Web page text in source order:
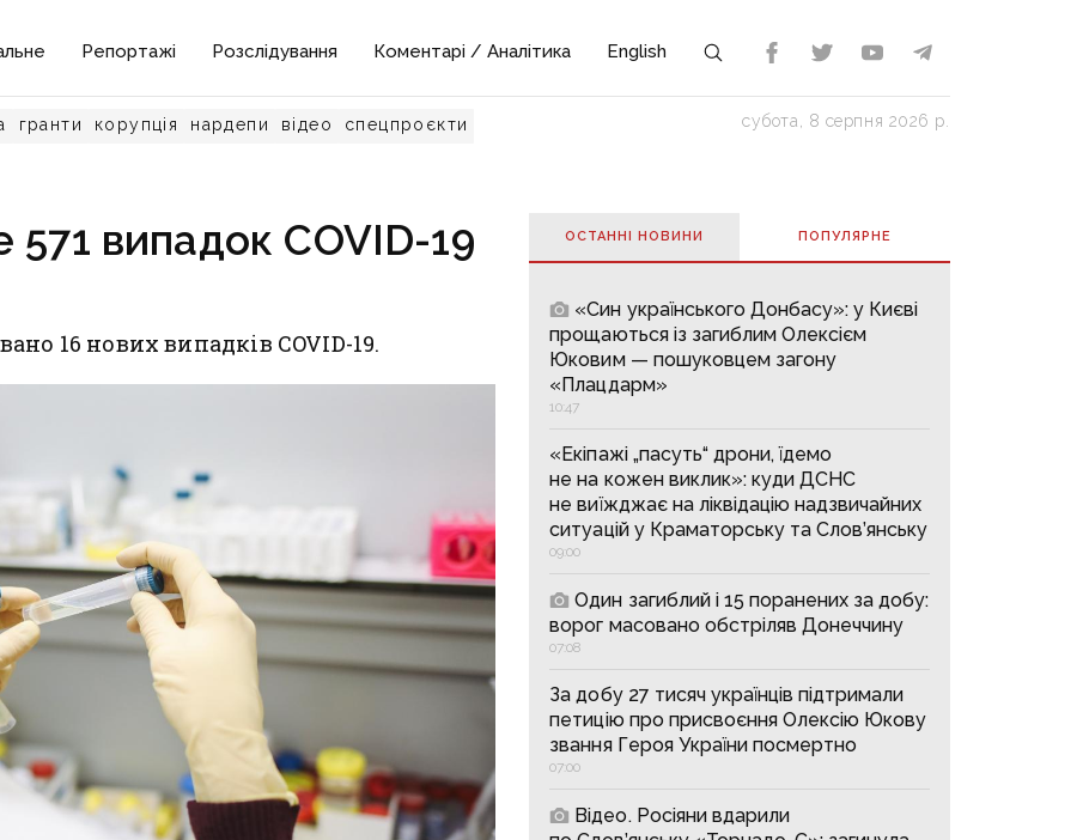
Репортажі Розслідування Коментарі / Аналітика English
гранти корупція нардепи відео спецпроєкти субота, 8 серпня 2026 р.
випадок СOVID-19
16 нових випадків СOVID-19.
ОСТАННІ НОВИНИ ПОПУЛЯРНE
«Син українського Донбасу»: у Києві
прощаються із загиблим Олексієм
Юковим — пошуковцем загону
«Плацдарм»
10:47
«Екіпажі „пасуть“ дрони, їдемо
не на кожен виклик»: куди ДСНС
не виїжджає на ліквідацію надзвичайних
ситуацій у Краматорську та Слов’янську
09:00
Один загиблий і 15 поранених за добу:
ворог масовано обстріляв Донеччину
07:08
За добу 27 тисяч українців підтримали
петицію про присвоєння Олексію Юкову
звання Героя України посмертно
07:00
Відео. Росіяни вдарили